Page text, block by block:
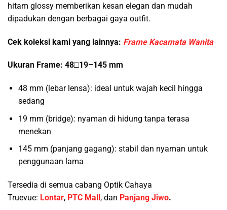
hitam glossy memberikan kesan elegan dan mudah
dipadukan dengan berbagai gaya outfit.
Cek koleksi kami yang lainnya: Frame Kacamata Wanita
Ukuran Frame: 48□19–145 mm
48 mm (lebar lensa): ideal untuk wajah kecil hingga
sedang
19 mm (bridge): nyaman di hidung tanpa terasa
menekan
145 mm (panjang gagang): stabil dan nyaman untuk
penggunaan lama
Tersedia di semua cabang Optik Cahaya
Truevue: Lontar, PTC Mall, dan Panjang Jiwo.